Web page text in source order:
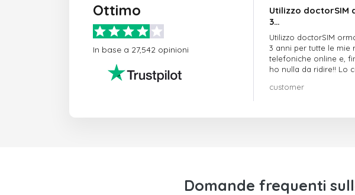
Ottimo
In base a 27,542 opinioni
Utilizzo doctorSIM
3…
Utilizzo doctorSIM
3 anni per tutte le mie
telefoniche online e,
ho nulla da ridire!! Lo
customer
Domande frequenti